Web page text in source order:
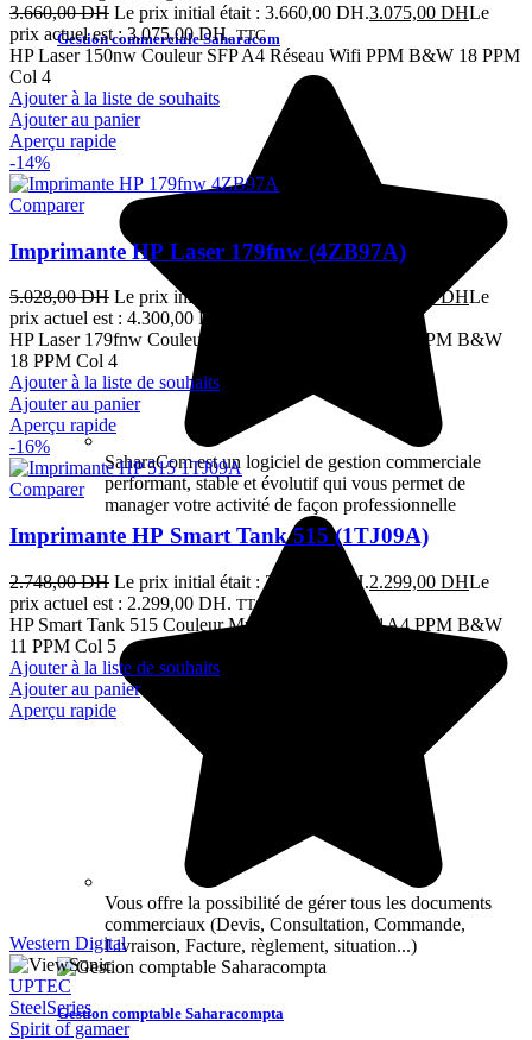
Gestion commerciale Saharacom
SaharaCom est un logiciel de gestion commerciale
performant, stable et évolutif qui vous permet de
manager votre activité de façon professionnelle
Vous offre la possibilité de gérer tous les documents
commerciaux (Devis, Consultation, Commande,
Livraison, Facture, règlement, situation...)
Gestion comptable Saharacompta
3.660,00DH Le prix initial était : 3.660,00 DH.3.075,00 DHLe
prix actuel est : 3.075,00 DH. TTC
HP Laser 150nw Couleur SFP A4 Réseau Wifi PPM B&W 18 PPM
Col 4
Ajouter à la liste de souhaits
Ajouter au panier
Aperçu rapide
-14%
Comparer
Imprimante HP Laser 179fnw (4ZB97A)
5.028,00DH Le prix initial était : 5.028,00 DH. 4.300,00DHLe
prix actuel est : 4.300,00 DH.
HP Laser 179fnw Couleur MFP 4en1 A4 Réseau WifiPPM B&W
18 PPM Col 4
Ajouter à la liste de souhaits
Ajouter au panier
Aperçu rapide
-16%
Comparer
Imprimante HP Smart Tank 515 (1TJ09A)
2.748,00DH Le prix initial était : 2.748,00 DH.2.299,00 DHLe
prix actuel est : 2.299,00 DH. TTC
HP Smart Tank 515 Couleur Multi fonction 3 en 1A4 PPM B&W
11 PPM Col 5
Ajouter à la liste de souhaits
Ajouter au panier
Aperçu rapide
Western Digital
UPTEC
SteelSeries
Spirit of gamaer